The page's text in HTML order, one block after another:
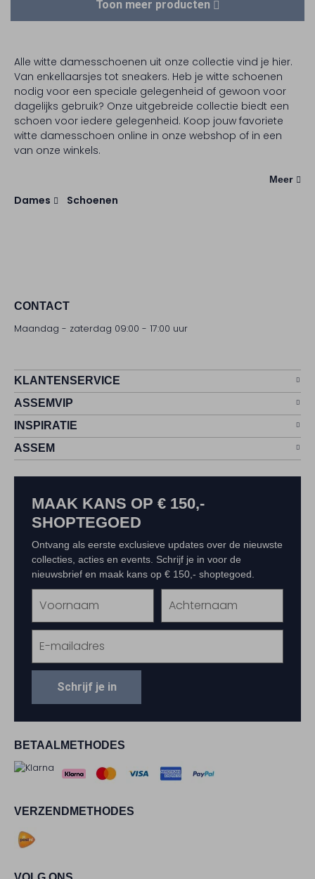
Toon meer producten
Alle witte damesschoenen uit onze collectie vind je hier.
Van enkellaarsjes tot sneakers. Heb je witte schoenen
nodig voor een speciale gelegenheid of gewoon voor
dagelijks gebruik? Onze uitgebreide collectie biedt een
schoen voor iedere gelegenheid. Koop jouw favoriete
witte damesschoen online in onze webshop of in een
van onze winkels.
Meer
Dames Schoenen
CONTACT
Maandag - zaterdag 09:00 - 17:00 uur
KLANTENSERVICE
ASSEMVIP
INSPIRATIE
ASSEM
BETAALMETHODES
VERZENDMETHODES
MAAK KANS OP € 150,-
SHOPTEGOED
Ontvang als eerste exclusieve updates over de nieuwste
collecties, acties en events. Schrijf je in voor de
nieuwsbrief en maak kans op € 150,- shoptegoed.
Schrijf je in